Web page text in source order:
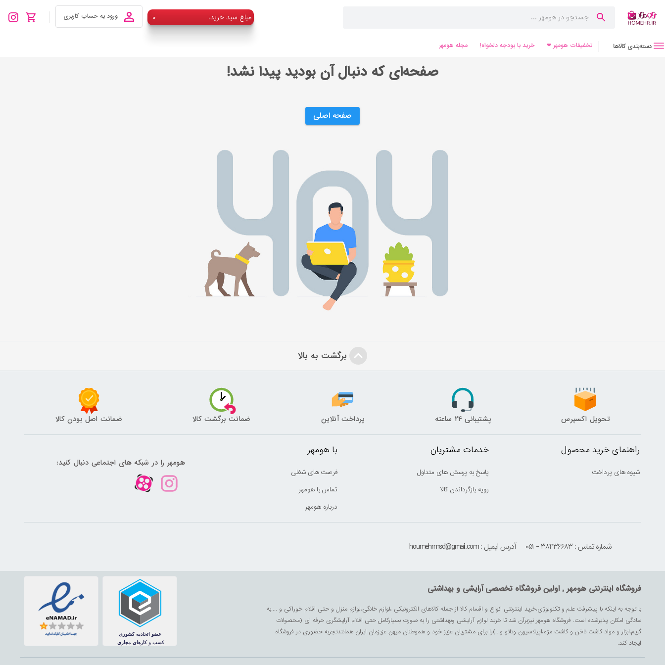
۰ :مبلغ سبد خرید ورود به حساب کاربری
دسته‌بندی کالاها تخفیفات هومهر ❤ خرید با بودجه دلخواه! مجله هومهر
صفحه‌ای که دنبال آن بودید پیدا نشد!
صفحه اصلی
برگشت به بالا
تحویل اکسپرس پشتیبانی ۲۴ ساعته پرداخت آنلاین ضمانت برگشت کالا ضمانت اصل بودن کالا
راهنمای خرید محصول
شیوه های پرداخت
خدمات مشتریان
پاسخ به پرسش های متداول
رویه بازگرداندن کالا
با هومهر
فرصت های شغلی
تماس با هومهر
درباره هومهر
هومهر را در شبکه های اجتماعی دنبال کنید:
شماره تماس : ۳۸۴۳۶۶۸۳ - ۰۵۱ آدرس ایمیل : houmehrmsd@gmail.com
فروشگاه اینترنتی هومهر , اولین فروشگاه تخصصی آرایشی و بهداشتی
با توجه به اینکه با پیشرفت علم و تکنولوژی،خرید اینترنتی انواع و اقسام کالا از جمله کالاهای الکترونیکی ،لوازم خانگی،لوازم منزل و حتی اقلام خوراکی و ....به
سادگی امکان پذیرشده است. فروشگاه هومهر نیزبرآن شد تا خرید لوازم آرایشی وبهداشتی را به صورت بسیارکامل حتی اقلام آرایشگری حرفه ای (محصولات
گریم،ابزار و مواد کاشت ناخن و کاشت مژه،اپیلاسیون وتاتو و...)را برای مشتریان عزیز خود و هموطنان میهن عزیزمان ایران همانندتجربه حضوری در فروشگاه
ایجاد کند.